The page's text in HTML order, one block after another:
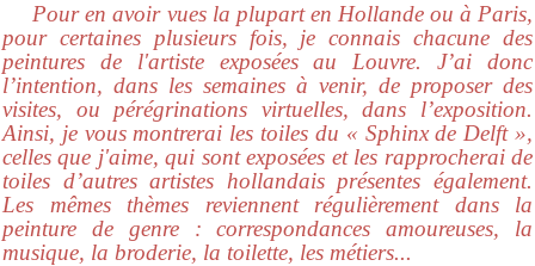
Pour en avoir vues la plupart en Hollande ou à Paris,
pour certaines plusieurs fois, je connais chacune des
peintures de l'artiste exposées au Louvre. J’ai donc
l’intention, dans les semaines à venir, de proposer des
visites, ou pérégrinations virtuelles, dans l’exposition.
Ainsi, je vous montrerai les toiles du « Sphinx de Delft »,
celles que j'aime, qui sont exposées et les rapprocherai de
toiles d’autres artistes hollandais présentes également.
Les mêmes thèmes reviennent régulièrement dans la
peinture de genre : correspondances amoureuses, la
musique, la broderie, la toilette, les métiers...